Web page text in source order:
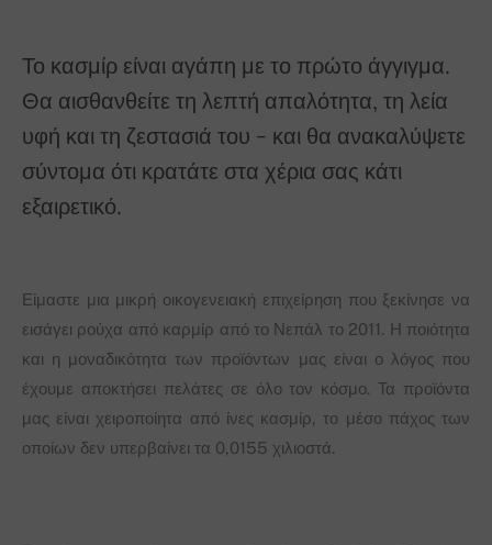
Το κασμίρ είναι αγάπη με το πρώτο άγγιγμα.
Θα αισθανθείτε τη λεπτή απαλότητα, τη λεία
υφή και τη ζεστασιά του - και θα ανακαλύψετε
σύντομα ότι κρατάτε στα χέρια σας κάτι
εξαιρετικό.
Είμαστε μια μικρή οικογενειακή επιχείρηση που ξεκίνησε να
εισάγει ρούχα από καρμίρ από το Νεπάλ το 2011. Η ποιότητα
και η μοναδικότητα των προϊόντων μας είναι ο λόγος που
έχουμε αποκτήσει πελάτες σε όλο τον κόσμο. Τα προϊόντα
μας είναι χειροποίητα από ίνες κασμίρ, το μέσο πάχος των
οποίων δεν υπερβαίνει τα 0,0155 χιλιοστά.